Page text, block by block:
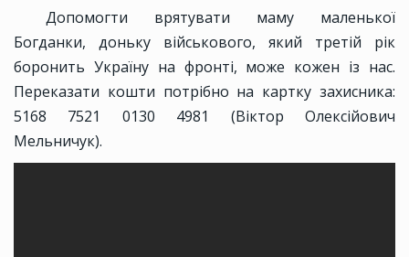
Допомогти врятувати маму маленької
Богданки, доньку військового, який третій рік
боронить Україну на фронті, може кожен із нас.
Переказати кошти потрібно на картку захисника:
5168 7521 0130 4981 (Віктор Олексійович
Мельничук).